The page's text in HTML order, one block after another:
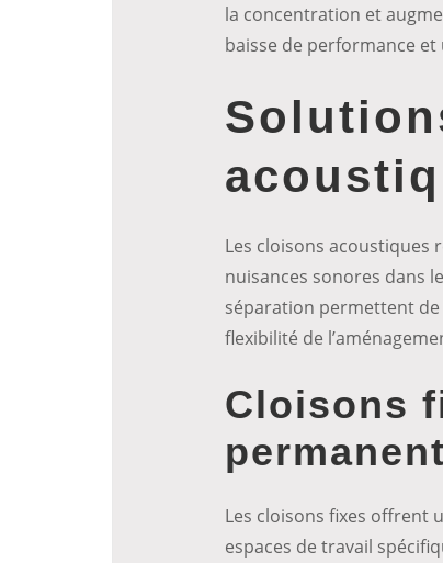
la concentration et
baisse de performance et
Les cloisons acoustiques
nuisances sonores dans
séparation permettent
flexibilité de
Cloisons
Les cloisons fixes offrent
espaces de travail